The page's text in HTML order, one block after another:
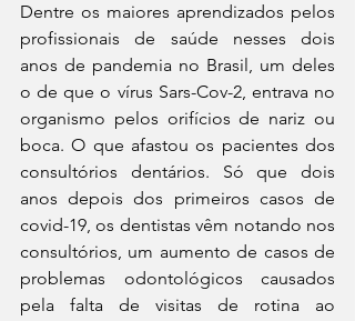
Dentre os maiores aprendizados pelos
profissionais de saúde nesses dois
anos de pandemia no Brasil, um deles
o de que o vírus Sars-Cov-2, entrava no
organismo pelos orifícios de nariz ou
boca. O que afastou os pacientes dos
consultórios dentários. Só que dois
anos depois dos primeiros casos de
covid-19, os dentistas vêm notando nos
consultórios, um aumento de casos de
problemas odontológicos causados
pela falta de visitas de rotina ao